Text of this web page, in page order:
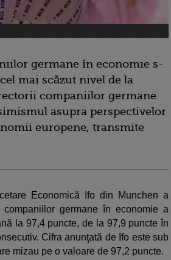
germane în economie s-
mai scăzut nivel de la
companiilor germane
asupra perspectivelor
europene, transmite
Economică Ifo din Munchen a
germane în economie a
la 97,4 puncte, de la 97,9 puncte în
Cifra anunţată de Ifo este sub
mizau pe o valoare de 97,2 puncte.